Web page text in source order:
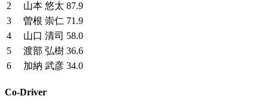
2
山本 悠太 87.9
3
曽根 崇仁 71.9
4
山口 清司 58.0
5
渡部 弘樹 36.6
6
加納 武彦 34.0
Co-Driver